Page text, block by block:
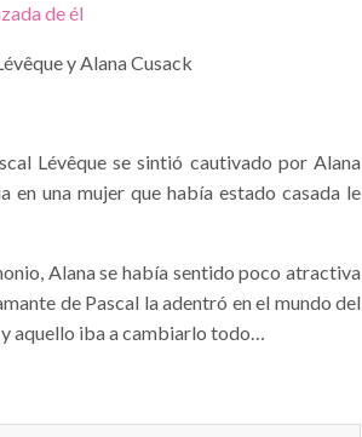
de él
y Alana Cusack
Lévêque se sintió cautivado por Alana
en una mujer que había estado casada le
Alana se había sentido poco atractiva
de Pascal la adentró en el mundo del
aquello iba a cambiarlo todo…